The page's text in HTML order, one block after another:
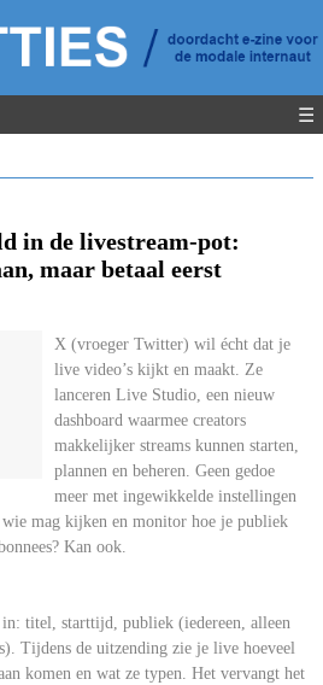
☰
in de livestream-pot:
maar betaal eerst
X (vroeger Twitter) wil écht dat je
live video’s kijkt en maakt. Ze
lanceren Live Studio, een nieuw
dashboard waarmee creators
makkelijker streams kunnen starten,
plannen en beheren. Geen gedoe
meer met ingewikkelde instellingen
mag kijken en monitor hoe je publiek
Kan ook.
titel, starttijd, publiek (iedereen, alleen
Tijdens de uitzending zie je live hoeveel
komen en wat ze typen. Het vervangt het